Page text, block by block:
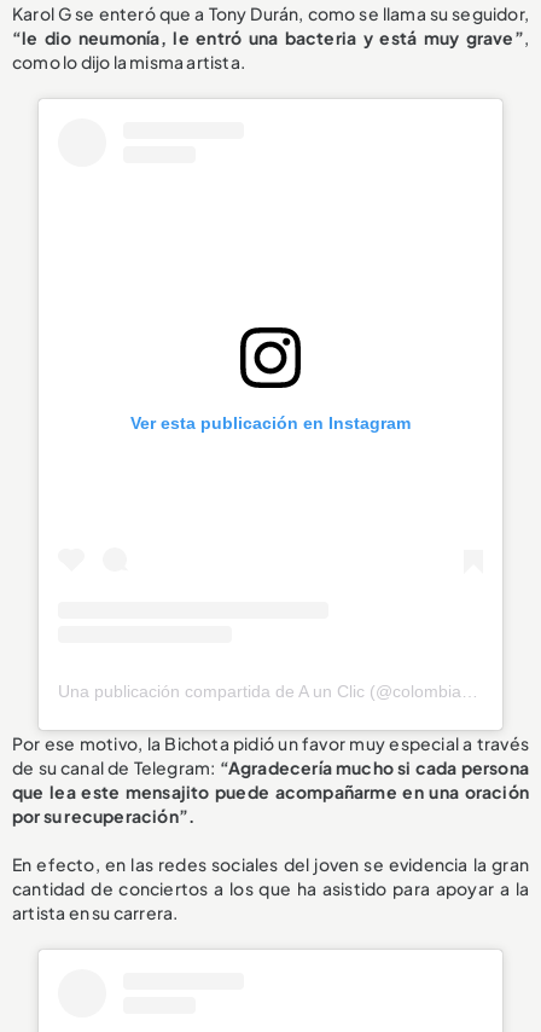
Karol G se enteró que a Tony Durán, como se llama su seguidor,
“le dio neumonía, le entró una bacteria y está muy grave”
como lo dijo la misma artista.
Ver esta publicación en Instagram
Una publicación compartida de A un Clic (@colombiaclic)
Por ese motivo, la Bichota pidió un favor muy especial a través
de su canal de Telegram: “Agradecería mucho si cada persona
que lea este mensajito puede acompañarme en una oración
por su recuperación”.
En efecto, en las redes sociales del joven se evidencia la gran
cantidad de conciertos a los que ha asistido para apoyar a la
artista en su carrera.